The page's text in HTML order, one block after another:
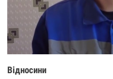
Відносини